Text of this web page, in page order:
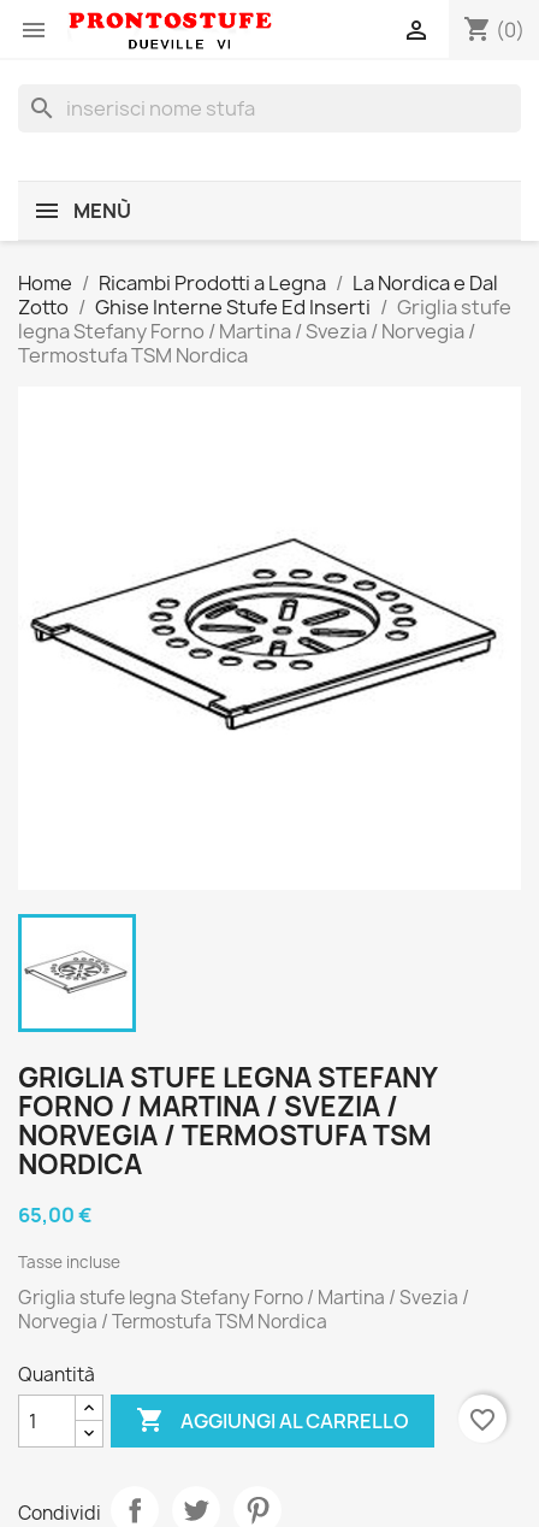
 shopping_cart (0)

search
MENÙ
Home Ricambi Prodotti a Legna
La Nordica e Dal
Zotto
Ghise Interne Stufe Ed Inserti
Griglia stufe
legna Stefany Forno / Martina / Svezia / Norvegia /
Termostufa TSM Nordica
GRIGLIA STUFE LEGNA STEFANY
FORNO / MARTINA / SVEZIA /
NORVEGIA / TERMOSTUFA TSM
NORDICA
65,00 €
Tasse incluse
Griglia stufe legna Stefany Forno / Martina / Svezia /
Norvegia / Termostufa TSM Nordica
Quantità
 AGGIUNGI AL CARRELLO favorite_border
Condividi